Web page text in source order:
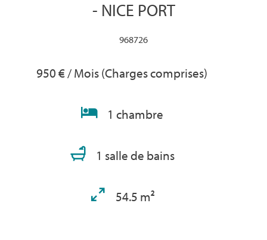
- NICE PORT
968726
950 € / Mois (Charges comprises)
1 chambre
1 salle de bains
54.5 m²